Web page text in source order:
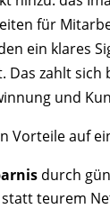
für
ein klares
Das zahlt sich
und
Vorteile auf
durch
teurem